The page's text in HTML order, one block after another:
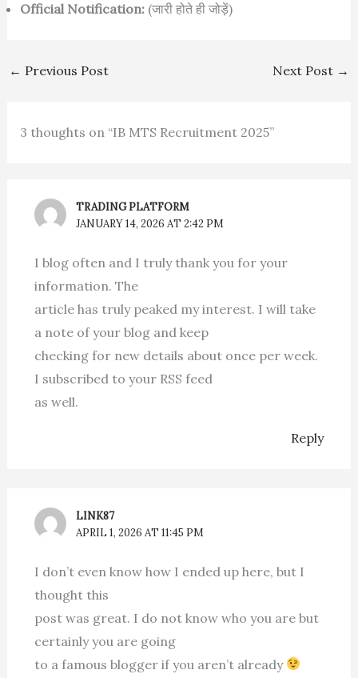
Official Notification:(जारी होते ही जोड़ें)
← Previous Post Next Post →
3 thoughts on “IB MTS Recruitment 2025”
TRADING PLATFORM
JANUARY 14, 2026 AT 2:42 PM
I blog often and I truly thank you for your
information. The
article has truly peaked my interest. I will take
a note of your blog and keep
checking for new details about once per week.
I subscribed to your RSS feed
as well.
Reply
LINK87
APRIL 1, 2026 AT 11:45 PM
I don’t even know how I ended up here, but I
thought this
post was great. I do not know who you are but
certainly you are going
to a famous blogger if you aren’t already